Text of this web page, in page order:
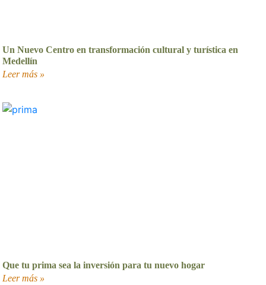
Un Nuevo Centro en transformación cultural y turística en
Medellín
Leer más »
Que tu prima sea la inversión para tu nuevo hogar
Leer más »